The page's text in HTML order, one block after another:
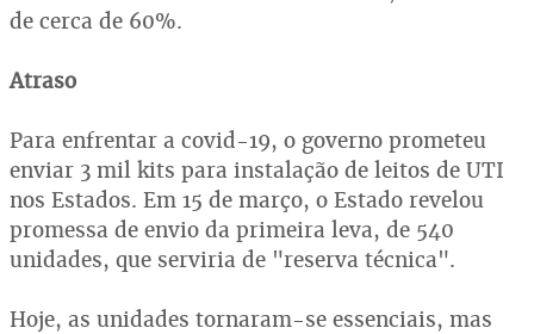
de cerca de 60%.
Atraso
Para enfrentar a covid-19, o governo prometeu
enviar 3 mil kits para instalação de leitos de UTI
nos Estados. Em 15 de março, o Estado revelou
promessa de envio da primeira leva, de 540
unidades, que serviria de "reserva técnica".
Hoje, as unidades tornaram-se essenciais, mas